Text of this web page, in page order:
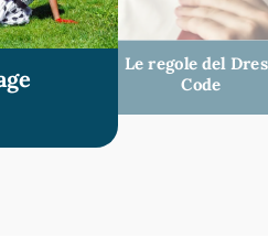
Le regole del
Code